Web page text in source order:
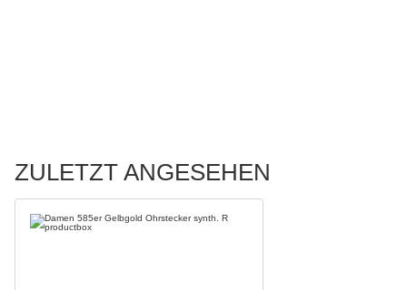
ZULETZT ANGESEHEN